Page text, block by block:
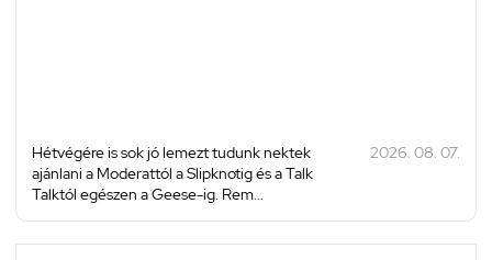
Hétvégére is sok jó lemezt tudunk nektek
ajánlani a Moderattól a Slipknotig és a Talk
Talktól egészen a Geese-ig. Rem...
2026. 08. 07.